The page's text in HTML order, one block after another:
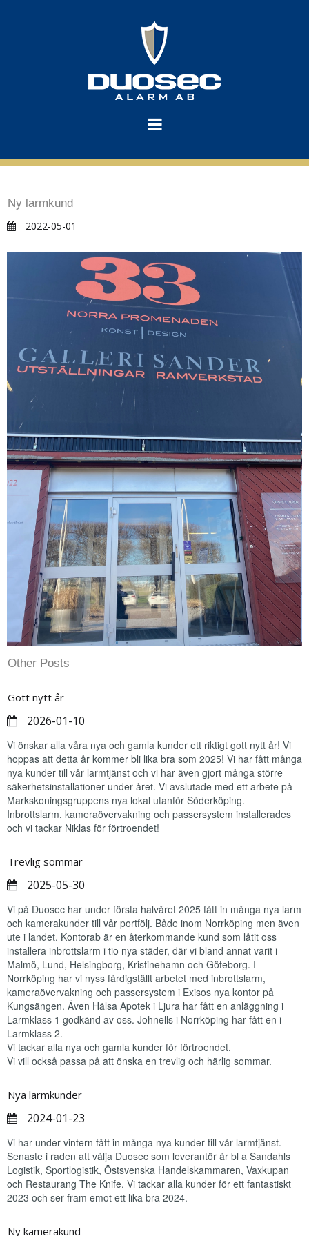
Ny larmkund
2022-05-01
Other Posts
Gott nytt år
2026-01-10
Vi önskar alla våra nya och gamla kunder ett riktigt gott nytt år! Vi
hoppas att detta år kommer bli lika bra som 2025! Vi har fått många
nya kunder till vår larmtjänst och vi har även gjort många större
säkerhetsinstallationer under året. Vi avslutade med ett arbete på
Markskoningsgruppens nya lokal utanför Söderköping.
Inbrottslarm, kameraövervakning och passersystem installerades
och vi tackar Niklas för förtroendet!
Trevlig sommar
2025-05-30
Vi på Duosec har under första halvåret 2025 fått in många nya larm
och kamerakunder till vår portfölj. Både inom Norrköping men även
ute i landet. Kontorab är en återkommande kund som låtit oss
installera inbrottslarm i tio nya städer, där vi bland annat varit i
Malmö, Lund, Helsingborg, Kristinehamn och Göteborg. I
Norrköping har vi nyss färdigställt arbetet med inbrottslarm,
kameraövervakning och passersystem i Exisos nya kontor på
Kungsängen. Även Hälsa Apotek i Ljura har fått en anläggning i
Larmklass 1 godkänd av oss. Johnells i Norrköping har fått en i
Larmklass 2.
Vi tackar alla nya och gamla kunder för förtroendet.
Vi vill också passa på att önska en trevlig och härlig sommar.
Nya larmkunder
2024-01-23
Vi har under vintern fått in många nya kunder till vår larmtjänst.
Senaste i raden att välja Duosec som leverantör är bl a Sandahls
Logistik, Sportlogistik, Östsvenska Handelskammaren, Vaxkupan
och Restaurang The Knife. Vi tackar alla kunder för ett fantastiskt
2023 och ser fram emot ett lika bra 2024.
Ny kamerakund